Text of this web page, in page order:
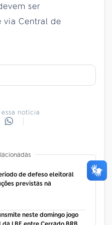
ser
via Central de
notícia
de defeso eleitoral
previstas na
neste domingo jogo